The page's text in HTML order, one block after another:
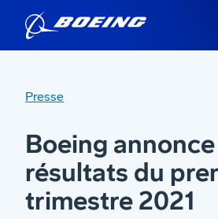
Presse
Boeing
résultats du
trimestre 2021